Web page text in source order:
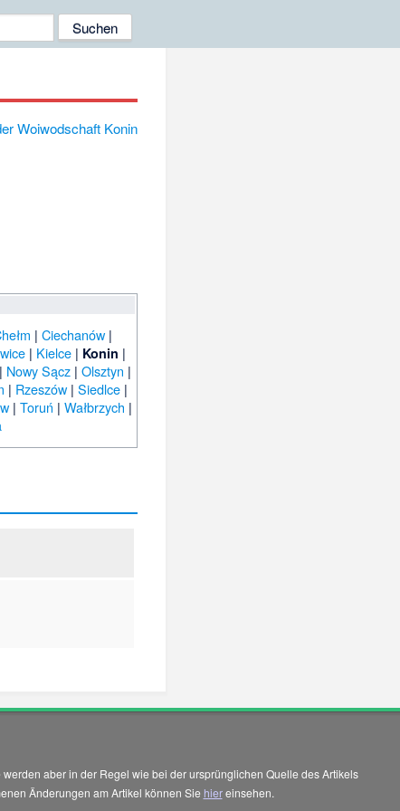
| Ciechanów|
| Kielce| Konin |
| Nowy Sącz| Olsztyn |
| Rzeszów| Siedlce|
| Toruń | Wałbrzych |
aber in der Regel wie bei der ursprünglichen Quelle des Artikels
Änderungen am Artikel können Sie hiereinsehen.